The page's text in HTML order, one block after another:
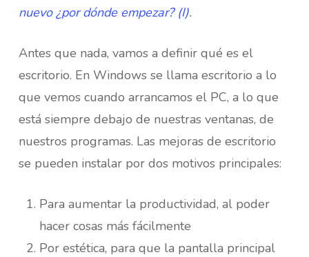
nuevo ¿por dónde empezar? (I).
Antes que nada, vamos a definir qué es el
escritorio. En Windows se llama escritorio a lo
que vemos cuando arrancamos el PC, a lo que
está siempre debajo de nuestras ventanas, de
nuestros programas. Las mejoras de escritorio
se pueden instalar por dos motivos principales:
Para aumentar la productividad, al poder
hacer cosas más fácilmente
Por estética, para que la pantalla principal